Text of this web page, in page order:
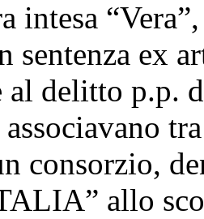
intesa
sentenza ex
delitto p.p.
consorzio,
allo